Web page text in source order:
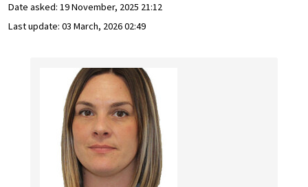
Date asked: 19 November, 2025 21:12
Last update: 03 March, 2026 02:49